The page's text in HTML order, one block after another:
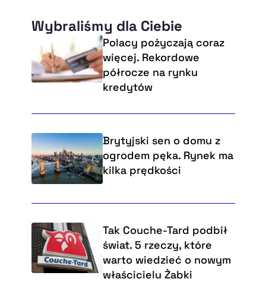
Wybraliśmy dla Ciebie
Polacy pożyczają coraz
więcej. Rekordowe
półrocze na rynku
kredytów
Brytyjski sen o domu z
ogrodem pęka. Rynek ma
kilka prędkości
Tak Couche-Tard podbił
świat. 5 rzeczy, które
warto wiedzieć o nowym
właścicielu Żabki